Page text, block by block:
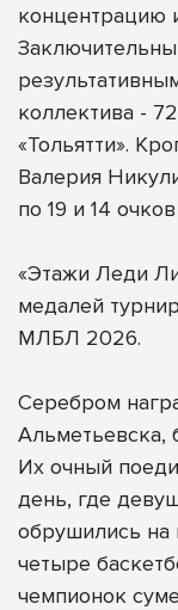
концентрацию
коллектива -
«Тольятти».
Валерия
по 19 и 14
«Этажи Леди
медалей
МЛБЛ 2026.
Серебром
Альметьевска,
Их очный
день, где
обрушились на
четыре
чемпионок